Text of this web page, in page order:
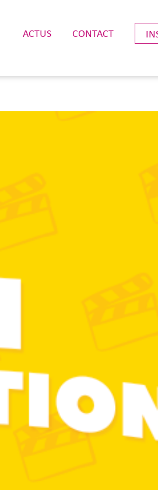
ACTUS CONTACT